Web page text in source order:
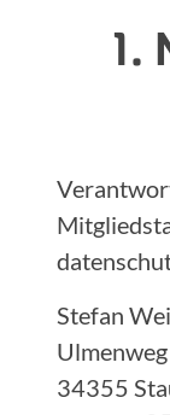
1.
Stefan
34355